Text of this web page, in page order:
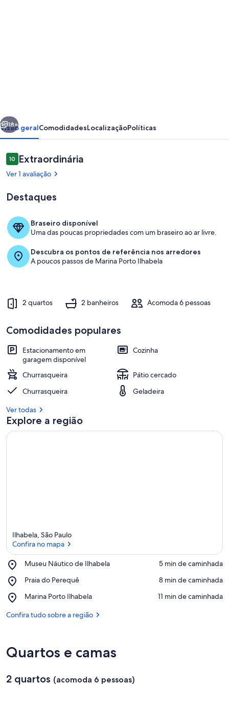
o
mar
aproximadamente
da
praia
Área de estar
Próximo
18+
Visão geralComodidadesLocalizaçãoPolíticas
Avaliações
1010 de 10
Extraordinária
Ver 1 avaliação
Destaques
Braseiro disponível
Uma das poucas propriedades com um braseiro ao ar livre.
Descubra os pontos de referência nos arredores
A poucos passos de Marina Porto Ilhabela
2 quartos 2 banheiros Acomoda 6 pessoas
Comodidades populares
Estacionamento em
garagem disponível
Cozinha
Churrasqueira
Pátio cercado
Churrasqueira
Geladeira
Ver todas
Explore a região
Ilhabela, São Paulo
Confira no mapa
Museu Náutico de Ilhabela
Place,
Náutico
Ilhabela
‪5 min de caminhada‬
Praia do Perequê
Place,
do
‪8 min de caminhada‬
Marina Porto Ilhabela
Place,
Porto
‪11 min de caminhada‬
Confira tudo sobre a região
Quartos e camas
2 quartos (acomoda 6 pessoas)